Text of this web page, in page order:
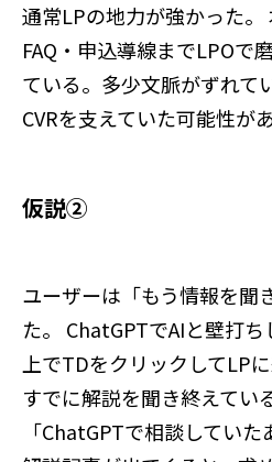
通常LPの地力が強かった。
FAQ・申込導線までLPOで
ている。多少文脈がずれて
CVRを支えていた可能性があ
仮説②
ユーザーは「もう情報を聞
た。 ChatGPTでAIと壁打
上でTDをクリックしてLP
すでに解説を聞き終えてい
「ChatGPTで相談してい